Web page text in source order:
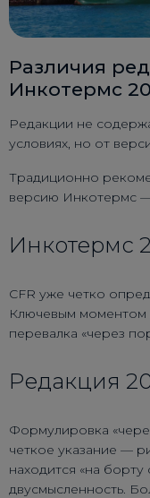
Различия
Инкотермс
Редакции не
условиях, но от
Традиционно
версию Инкотермс —
Инкотермс
CFR уже четко
Ключевым моментом
перевалка «через
Редакция
Формулировка
четкое указание —
находится «на
двусмысленность.